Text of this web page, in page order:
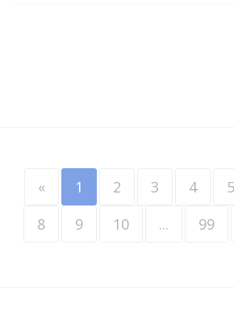
« 1 2 3 4 5
8
9 10 ... 99